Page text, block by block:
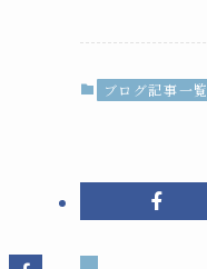
ブログ記事一覧